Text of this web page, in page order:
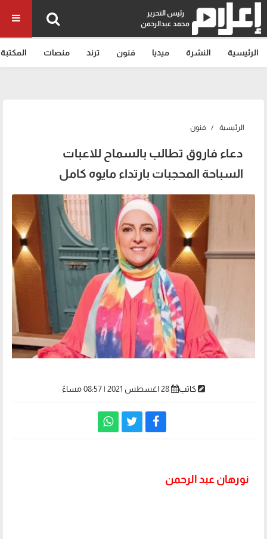
رئيس التحرير
محمد عبدالرحمن
الرئيسية النشرة ميديا فنون ترند منصات المكتبة
الرئيسية فنون
دعاء فاروق تطالب بالسماح للاعبات
السباحة المحجبات بارتداء مايوه كامل
كاتب
نورهان عبد الرحمن